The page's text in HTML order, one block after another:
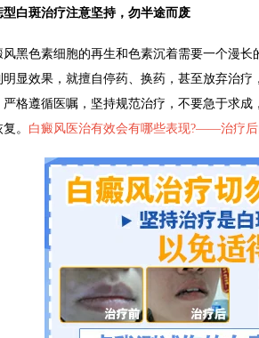
斑治疗注意坚持，勿半途而废
色素细胞的再生和色素沉着需要一个漫长
明显效果，就擅自停药、换药，甚至放弃治
严格遵循医嘱，坚持规范治疗，不要急于求
。
白癜风医治有效会有哪些表现?——治疗